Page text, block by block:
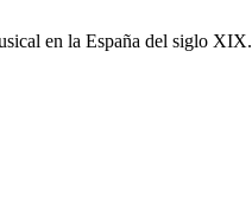
en la España del siglo XIX.